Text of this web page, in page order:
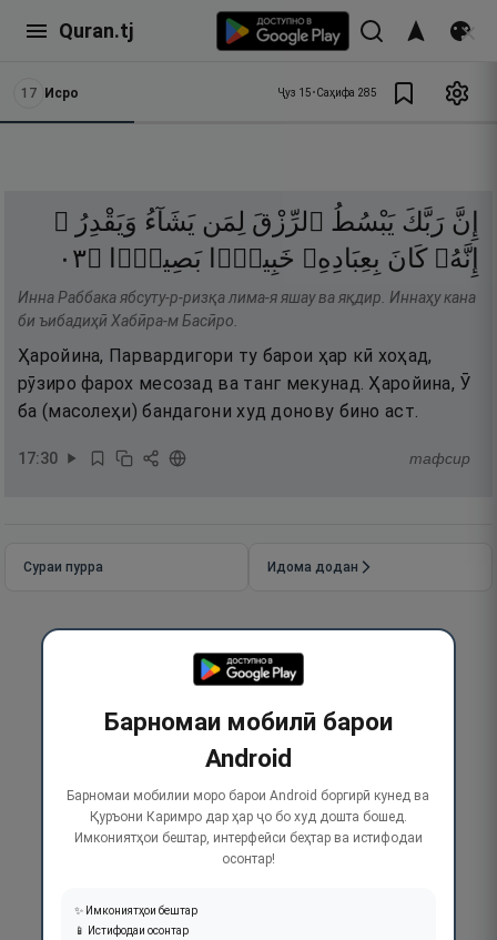
Quran.tj
17 Исро Ҷуз 15•Саҳифа 285
إِنَّ رَبَّكَ يَبْسُطُ ٱلرِّزْقَ لِمَن يَشَآءُ وَيَقْدِرُ ۚ
إِنَّهُۥ كَانَ بِعِبَادِهِۦ خَبِيرًۢا بَصِيرًۭا ۝٣٠
Инна Раббака ябсуту-р-ризқа лима-я яшау ва яқдир. Иннаҳу кана
би ъибадиҳӣ Хабӣра-м Басӣро.
Ҳаройина, Парвардигори ту барои ҳар кӣ хоҳад,
рӯзиро фарох месозад ва танг мекунад. Ҳаройина, Ӯ
ба (масолеҳи) бандагони худ донову бино аст.
17:30 тафсир
Сураи пурра Идома додан
Барномаи мобилӣ барои
Android
Барномаи мобилии моро барои Android боргирӣ кунед ва
Қуръони Каримро дар ҳар ҷо бо худ дошта бошед.
Имкониятҳои бештар, интерфейси беҳтар ва истифодаи
осонтар!
✨ Имкониятҳои бештар
📱 Истифодаи осонтар